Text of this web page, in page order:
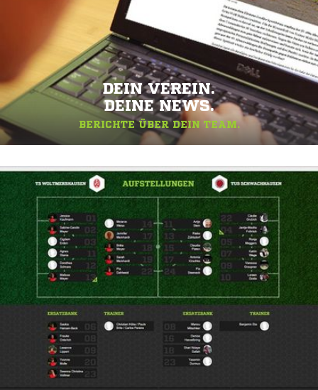
DEIN VEREIN.
DEINE NEWS.
BERICHTE ÜBER DEIN TEAM.